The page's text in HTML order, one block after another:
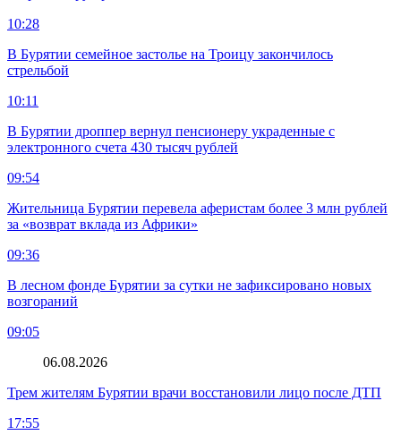
10:28
В Бурятии семейное застолье на Троицу закончилось
стрельбой
10:11
В Бурятии дроппер вернул пенсионеру украденные с
электронного счета 430 тысяч рублей
09:54
Жительница Бурятии перевела аферистам более 3 млн рублей
за «возврат вклада из Африки»
09:36
В лесном фонде Бурятии за сутки не зафиксировано новых
возгораний
09:05
06.08.2026
Трем жителям Бурятии врачи восстановили лицо после ДТП
17:55